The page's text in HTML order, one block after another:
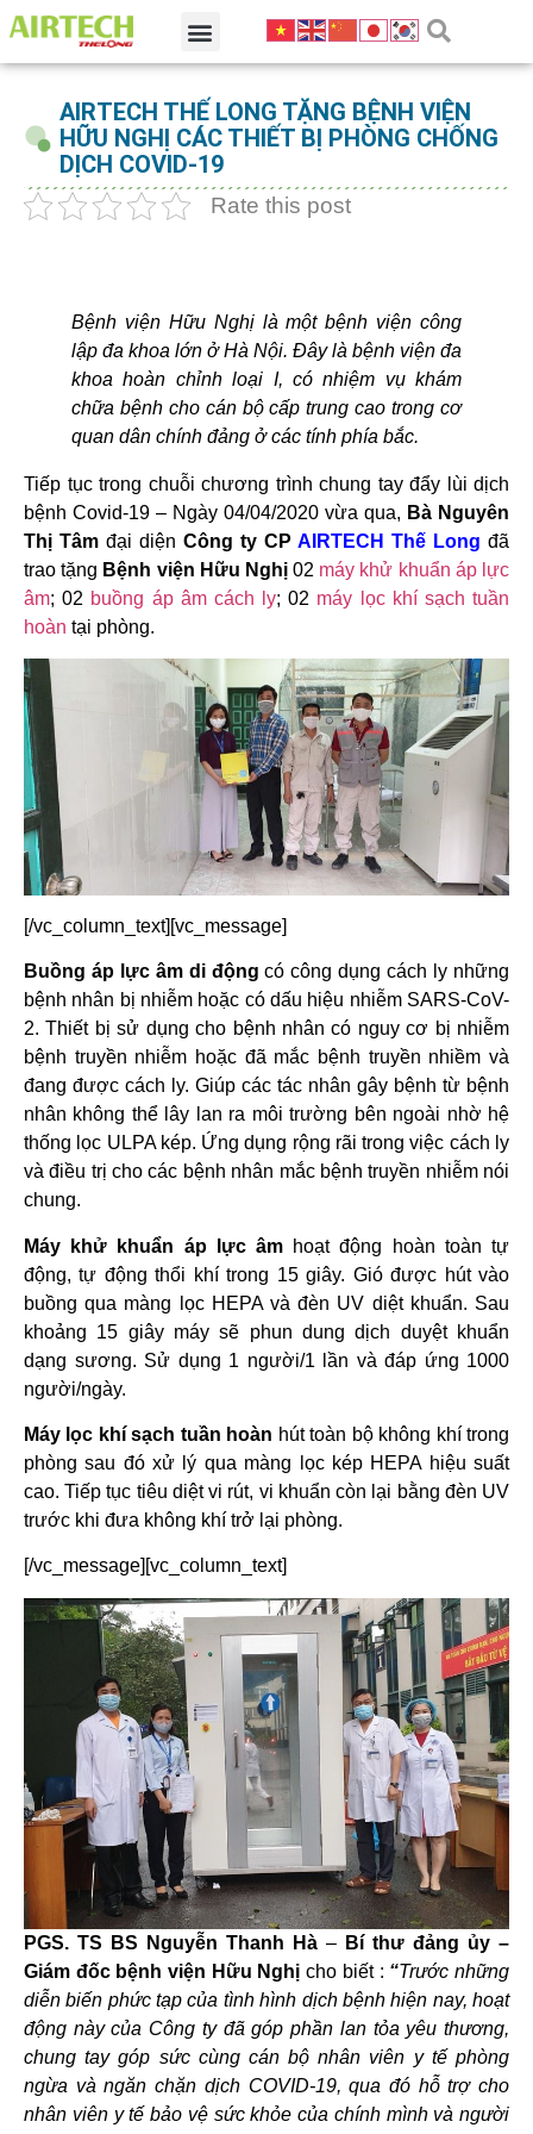
AIRTECH THẾ LONG TẶNG BỆNH VIỆN
HỮU NGHỊ CÁC THIẾT BỊ PHÒNG CHỐNG
DỊCH COVID-19
Rate this post
Bệnh viện Hữu Nghị là một bệnh viện công
lập đa khoa lớn ở Hà Nội. Đây là bệnh viện đa
khoa hoàn chỉnh loại I, có nhiệm vụ khám
chữa bệnh cho cán bộ cấp trung cao trong cơ
quan dân chính đảng ở các tính phía bắc.
Tiếp tục trong chuỗi chương trình chung tay đẩy lùi dịch
bệnh Covid-19 – Ngày 04/04/2020 vừa qua, Bà Nguyên
Thị Tâm đại diện Công ty CP AIRTECH Thế Long đã
trao tặng Bệnh viện Hữu Nghị02 máy khử khuẩn áp lực
âm; 02 buồng áp âm cách ly; 02 máy lọc khí sạch tuần
hoàn tại phòng.
[/vc_column_text][vc_message]
Buồng áp lực âm di động có công dụng cách ly những
bệnh nhân bị nhiễm hoặc có dấu hiệu nhiễm SARS-CoV-
2. Thiết bị sử dụng cho bệnh nhân có nguy cơ bị nhiễm
bệnh truyền nhiễm hoặc đã mắc bệnh truyền nhiềm và
đang được cách ly. Giúp các tác nhân gây bệnh từ bệnh
nhân không thể lây lan ra môi trường bên ngoài nhờ hệ
thống lọc ULPA kép. Ứng dụng rộng rãi trong việc cách ly
và điều trị cho các bệnh nhân mắc bệnh truyền nhiễm nói
chung.
Máy khử khuẩn áp lực âm hoạt động hoàn toàn tự
động, tự động thổi khí trong 15 giây. Gió được hút vào
buồng qua màng lọc HEPA và đèn UV diệt khuẩn. Sau
khoảng 15 giây máy sẽ phun dung dịch duyệt khuẩn
dạng sương. Sử dụng 1 người/1 lần và đáp ứng 1000
người/ngày.
Máy lọc khí sạch tuần hoàn hút toàn bộ không khí trong
phòng sau đó xử lý qua màng lọc kép HEPA hiệu suất
cao. Tiếp tục tiêu diệt vi rút, vi khuẩn còn lại bằng đèn UV
trước khi đưa không khí trở lại phòng.
[/vc_message][vc_column_text]
PGS. TS BS Nguyễn Thanh Hà – Bí thư đảng ủy –
Giám đốc bệnh viện Hữu Nghị cho biết : “Trước những
diễn biến phức tạp của tình hình dịch bệnh hiện nay, hoạt
động này của Công ty đã góp phần lan tỏa yêu thương,
chung tay góp sức cùng cán bộ nhân viên y tế phòng
ngừa và ngăn chặn dịch COVID-19, qua đó hỗ trợ cho
nhân viên y tế bảo vệ sức khỏe của chính mình và người